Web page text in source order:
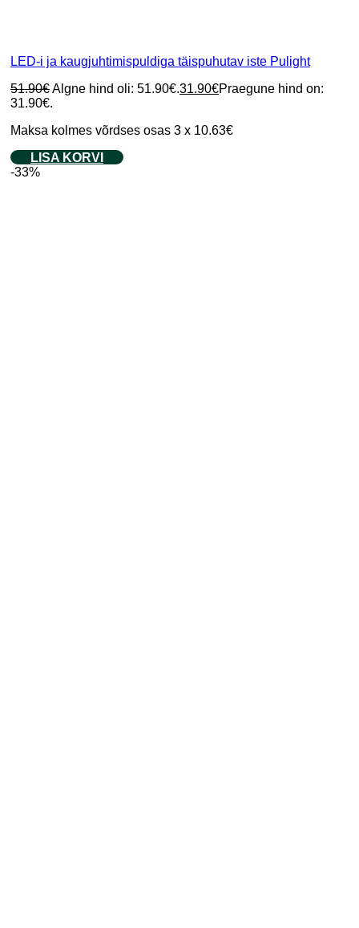
LED-i ja kaugjuhtimispuldiga täispuhutav iste Pulight
51.90€Algne hind oli: 51.90€.31.90€Praegune hind on:
31.90€.
Maksa kolmes võrdses osas 3 x 10.63€
LISA KORVI
-33%